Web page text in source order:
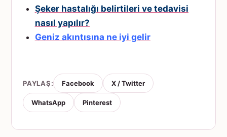
Şeker hastalığı belirtileri ve tedavisi
nasıl yapılır?
Geniz akıntısına ne iyi gelir
PAYLAŞ: Facebook X / Twitter
WhatsApp Pinterest